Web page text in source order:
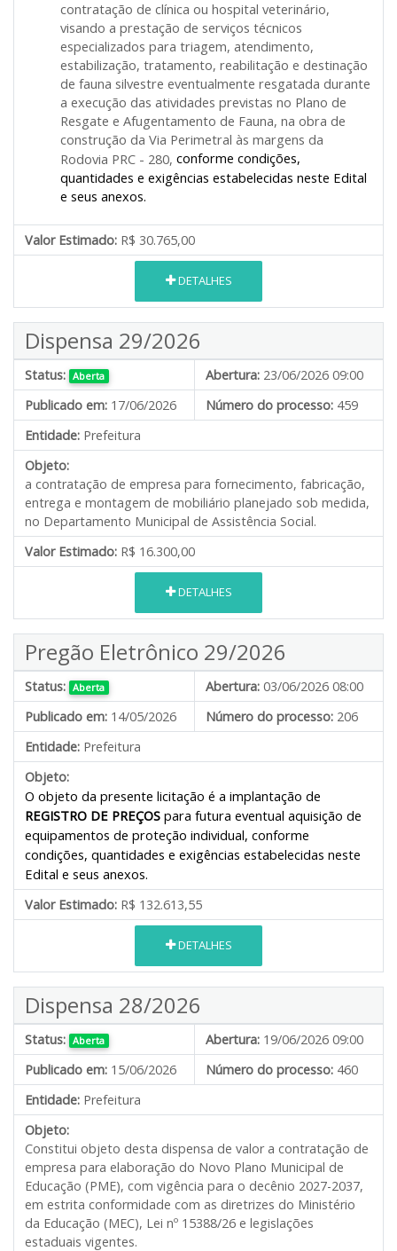
contratação de clínica ou hospital veterinário,
visando a prestação de serviços técnicos
especializados para triagem, atendimento,
estabilização, tratamento, reabilitação e destinação
de fauna silvestre eventualmente resgatada durante
a execução das atividades previstas no Plano de
Resgate e Afugentamento de Fauna, na obra de
construção da Via Perimetral às margens da
Rodovia PRC - 280, conforme condições,
quantidades e exigências estabelecidas neste Edital
e seus anexos.
Valor Estimado: R$ 30.765,00
DETALHES
Dispensa 29/2026
Status: Aberta Abertura: 23/06/2026 09:00
Publicado em: 17/06/2026 Número do processo: 459
Entidade: Prefeitura
Objeto:
a contratação de empresa para fornecimento, fabricação,
entrega e montagem de mobiliário planejado sob medida,
no Departamento Municipal de Assistência Social.
Valor Estimado: R$ 16.300,00
DETALHES
Pregão Eletrônico 29/2026
Status: Aberta Abertura: 03/06/2026 08:00
Publicado em: 14/05/2026 Número do processo: 206
Entidade: Prefeitura
Objeto:
O objeto da presente licitação é a implantação de
REGISTRO DE PREÇOS para futura eventual aquisição de
equipamentos de proteção individual, conforme
condições, quantidades e exigências estabelecidas neste
Edital e seus anexos.
Valor Estimado: R$ 132.613,55
DETALHES
Dispensa 28/2026
Status: Aberta Abertura: 19/06/2026 09:00
Publicado em: 15/06/2026 Número do processo: 460
Entidade: Prefeitura
Objeto:
Constitui objeto desta dispensa de valor a contratação de
empresa para elaboração do Novo Plano Municipal de
Educação (PME), com vigência para o decênio 2027-2037,
em estrita conformidade com as diretrizes do Ministério
da Educação (MEC), Lei nº 15388/26 e legislações
estaduais vigentes.